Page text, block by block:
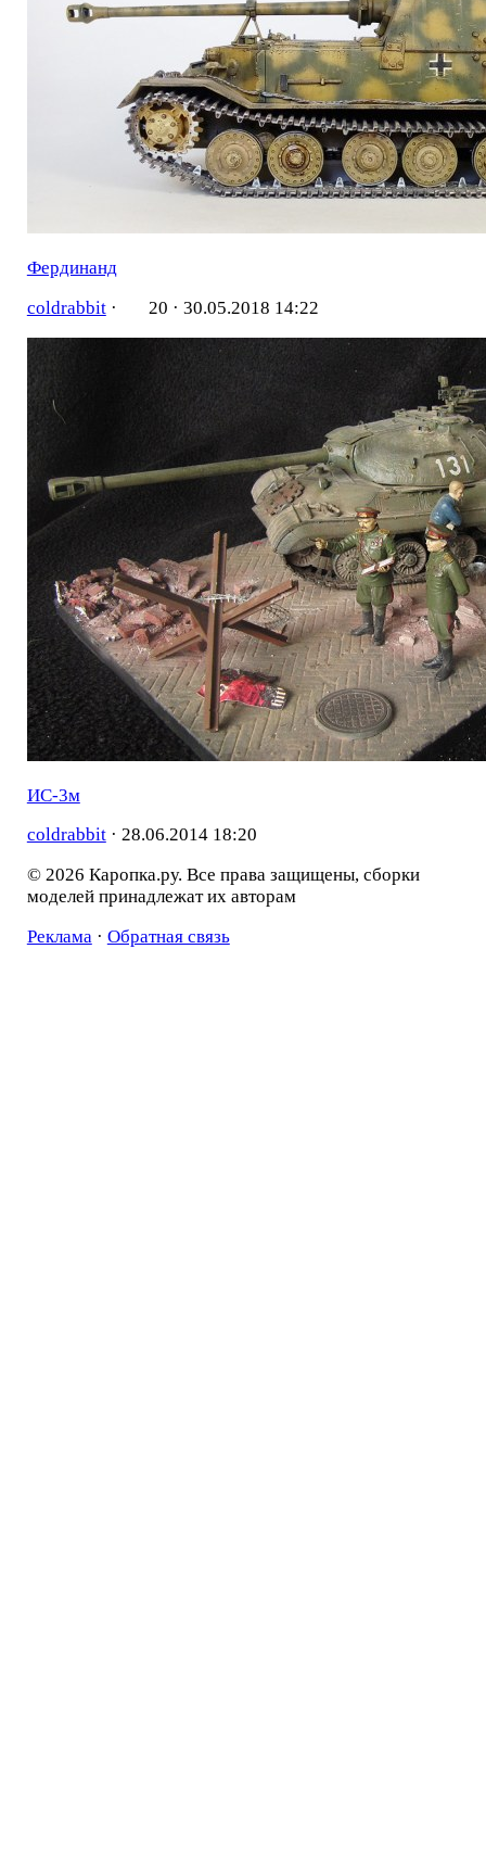
Фердинанд
coldrabbit· 20 · 30.05.2018 14:22
ИС-3м
coldrabbit· 28.06.2014 18:20
© 2026 Каропка.ру. Все права защищены, сборки
моделей принадлежат их авторам
Реклама· Обратная связь